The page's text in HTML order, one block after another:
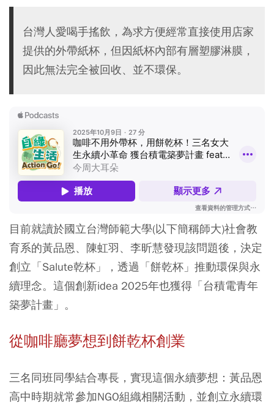
台灣人愛喝手搖飲，為求方便經常直接使用店家
提供的外帶紙杯，但因紙杯內部有層塑膠淋膜，
因此無法完全被回收、並不環保。
目前就讀於國立台灣師範大學(以下簡稱師大)社會教
育系的黃品恩、陳虹羽、李昕慧發現該問題後，決定
創立「Salute乾杯」，透過「餅乾杯」推動環保與永
續理念。這個創新idea 2025年也獲得「台積電青年
築夢計畫」。
從咖啡廳夢想到餅乾杯創業
三名同班同學結合專長，實現這個永續夢想：黃品恩
高中時期就常參加NGO組織相關活動，並創立永續環